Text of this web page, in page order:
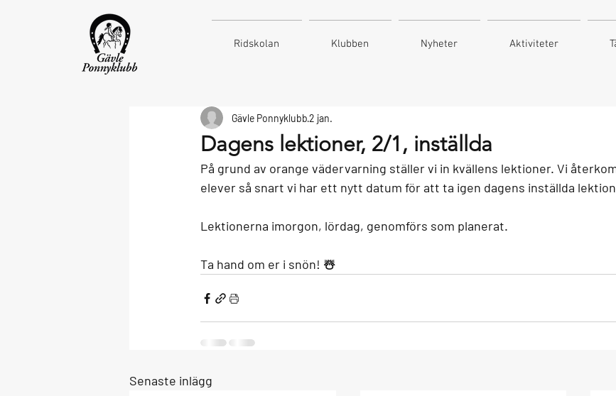
Dagens lektioner, 2/1, inställda
Gävle Ponnyklubb2 jan.
På grund av orange vädervarning ställer vi in kvällens lektioner. Vi
elever så snart vi har ett nytt datum för att ta igen dagens inställda
Lektionerna imorgon, lördag, genomförs som planerat.
Ta hand om er i snön! ☃️
Senaste inlägg
Ridskolan Klubben Nyheter Aktiviteter